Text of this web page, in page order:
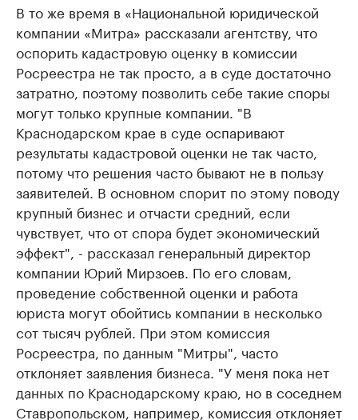
В то же время в «Национальной юридической
компании «Митра» рассказали агентству, что
оспорить кадастровую оценку в комиссии
Росреестра не так просто, а в суде достаточно
затратно, поэтому позволить себе такие споры
могут только крупные компании. "В
Краснодарском крае в суде оспаривают
результаты кадастровой оценки не так часто,
потому что решения часто бывают не в пользу
заявителей. В основном спорит по этому поводу
крупный бизнес и отчасти средний, если
чувствует, что от спора будет экономический
эффект", - рассказал генеральный директор
компании Юрий Мирзоев. По его словам,
проведение собственной оценки и работа
юриста могут обойтись компании в несколько
сот тысяч рублей. При этом комиссия
Росреестра, по данным "Митры", часто
отклоняет заявления бизнеса. "У меня пока нет
данных по Краснодарскому краю, но в соседнем
Ставропольском, например, комиссия отклоняет